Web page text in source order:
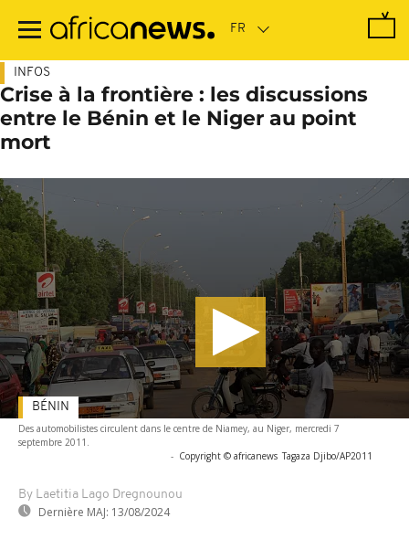
contenu
INFOS
Crise à la frontière : les discussions
entre le Bénin et le Niger au point
mort
Des automobilistes circulent dans le centre de Niamey, au Niger, mercredi 7
septembre 2011.
- Copyright © africanews Tagaza Djibo/AP2011
By Laetitia Lago Dregnounou
Dernière MAJ: 13/08/2024
BÉNIN